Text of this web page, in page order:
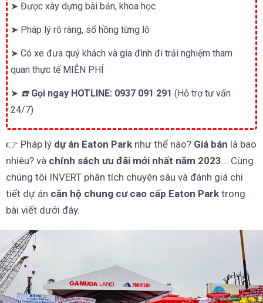
➤ Được xây dựng bài bản, khoa học
➤ Pháp lý rõ ràng, sổ hồng từng lô
➤ Có xe đưa quý khách và gia đình đi trải nghiệm tham
quan thực tế MIỄN PHÍ
➤ ☎️ Gọi ngay HOTLINE: 0937 091 291 (Hỗ trợ tư vấn
24/7)
👉 Pháp lý dự án Eaton Park như thế nào? Giá bán là bao
nhiêu? và chính sách ưu đãi mới nhất năm 2023... Cùng
chúng tôi INVERT phân tích chuyên sâu và đánh giá chi
tiết dự án căn hộ chung cư cao cấp Eaton Park trong
bài viết dưới đây.